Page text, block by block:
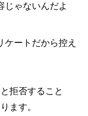
じゃないんだよ
ケートだから控え
拒否すること
ます。